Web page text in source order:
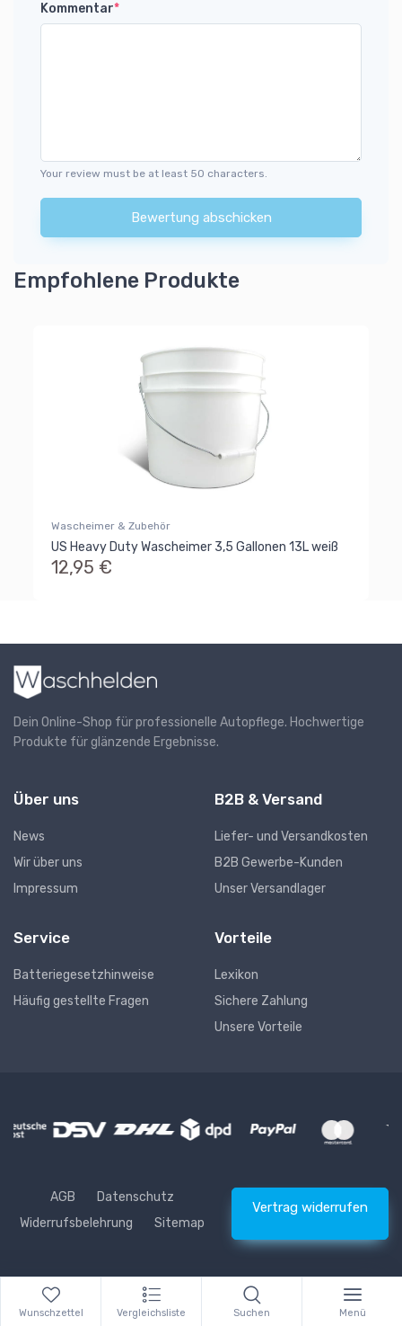
Kommentar*
Your review must be at least 50 characters.
Bewertung abschicken
Empfohlene Produkte
Wascheimer & Zubehör
US Heavy Duty Wascheimer 3,5 Gallonen 13L weiß
12,95 €
Dein Online-Shop für professionelle Autopflege. Hochwertige
Produkte für glänzende Ergebnisse.
Über uns
News
Wir über uns
Impressum
B2B & Versand
Liefer- und Versandkosten
B2B Gewerbe-Kunden
Unser Versandlager
Service
Batteriegesetzhinweise
Häufig gestellte Fragen
Vorteile
Lexikon
Sichere Zahlung
Unsere Vorteile
AGB
Datenschutz
Widerrufsbelehrung
Sitemap
Vertrag widerrufen
* Alle Preise inkl. gesetzlicher USt., zzgl. Versand © Waschhelden
Wunschzettel Vergleichsliste Suchen Menü